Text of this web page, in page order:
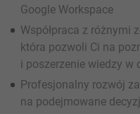
Google Workspace
Współpraca z różnymi
która pozwoli Ci na
i poszerzenie wiedzy w
Profesjonalny rozwój
na podejmowane